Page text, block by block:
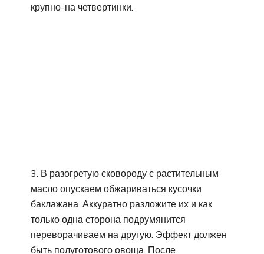
крупно-на четвертинки.
3. В разогретую сковороду с растительным
масло опускаем обжариваться кусочки
баклажана. Аккуратно разложите их и как
только одна сторона подрумянится
переворачиваем на другую. Эффект должен
быть полуготового овоща. После